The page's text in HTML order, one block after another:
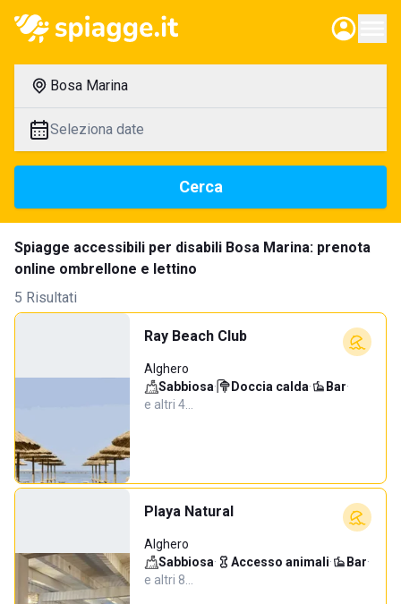
Bosa Marina
Seleziona date
Cerca
Spiagge accessibili per disabili Bosa Marina: prenota
online ombrellone e lettino
5 Risultati
Ray Beach Club
Alghero
Sabbiosa· Doccia calda· Bar·
e altri 4…
Playa Natural
Alghero
Sabbiosa· Accesso animali· Bar·
e altri 8…